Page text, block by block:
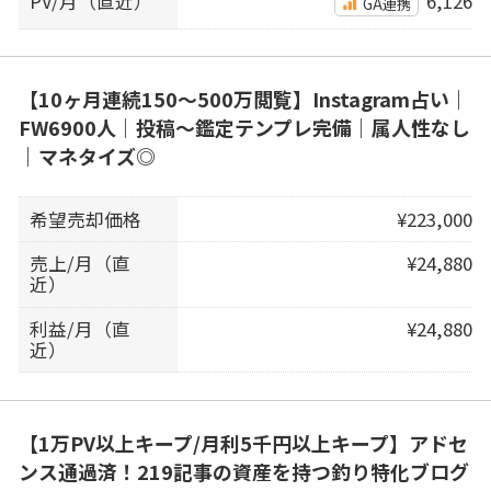
【10ヶ月連続150〜500万閲覧】Instagram占い｜
FW6900人｜投稿〜鑑定テンプレ完備｜属人性なし
｜マネタイズ◎
希望売却価格
¥223,000
売上/月（直
近）
¥24,880
利益/月（直
近）
¥24,880
【1万PV以上キープ/月利5千円以上キープ】アドセ
ンス通過済！219記事の資産を持つ釣り特化ブログ